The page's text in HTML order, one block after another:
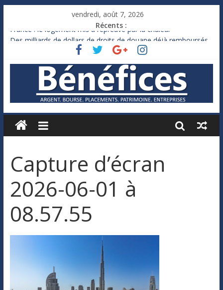
vendredi, août 7, 2026
Récents :
France : le logement mis à l’épreuve par la chaleur
Des milliards de dollars de droits de douane déjà remboursés
Royaume-Uni : Andy Burnham recule sur l’impôt
Xavier Niel, le milliardaire qui ne touche presque rien
Ruée des fortunes russes vers l’étranger
Capture d’écran
2026-06-01 à
08.57.55